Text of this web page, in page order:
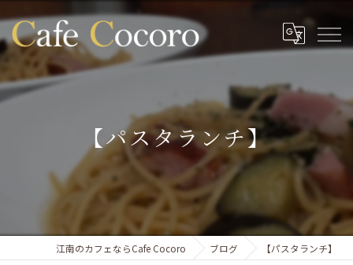
【パスタランチ】
江南のカフェならCafe Cocoro ブログ 【パスタランチ】